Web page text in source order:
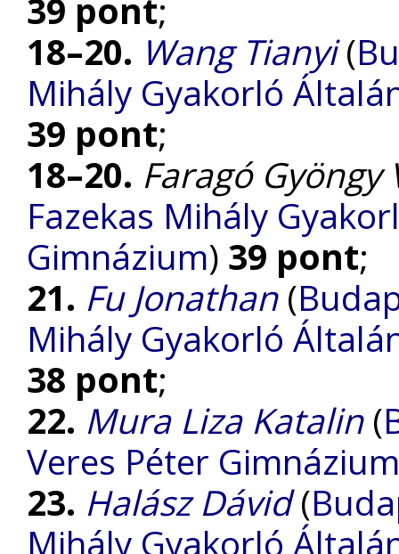
39 pont;
18–20. Wang Tianyi(
Mihály Gyakorló
39 pont;
18–20. Faragó Gyöngy
Fazekas Mihály
Gimnázium) 39 pont;
21. Fu Jonathan(
Mihály Gyakorló
38 pont;
22. Mura Liza Katalin(
Veres Péter Gimnázium
23. Halász Dávid(
Mihály Gyakorló